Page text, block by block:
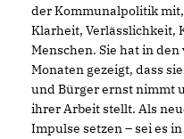
der Kommunalpolitik
Klarheit, Verlässlichkeit,
Menschen. Sie hat in
Monaten gezeigt, dass
und Bürger ernst nimmt
ihrer Arbeit stellt. Als
Impulse setzen – sei es